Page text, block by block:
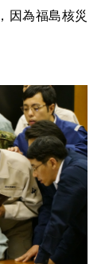
因為福島核災